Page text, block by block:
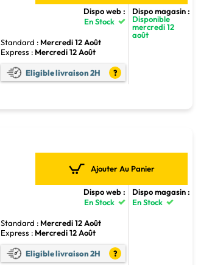
Dispo web :
En Stock
Standard : Mercredi 12 Août
Express : Mercredi 12 Août
Eligible livraison 2H ?
Dispo magasin :
Disponible
mercredi 12
août
Ajouter Au Panier
Dispo web :
En Stock
Standard : Mercredi 12 Août
Express : Mercredi 12 Août
Eligible livraison 2H ?
Dispo magasin :
En Stock